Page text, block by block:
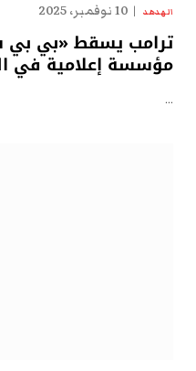
الهدهد 10 نوفمبر، 2025
ترامب يسقط «بي بي
مؤسسة إعلامية في
…